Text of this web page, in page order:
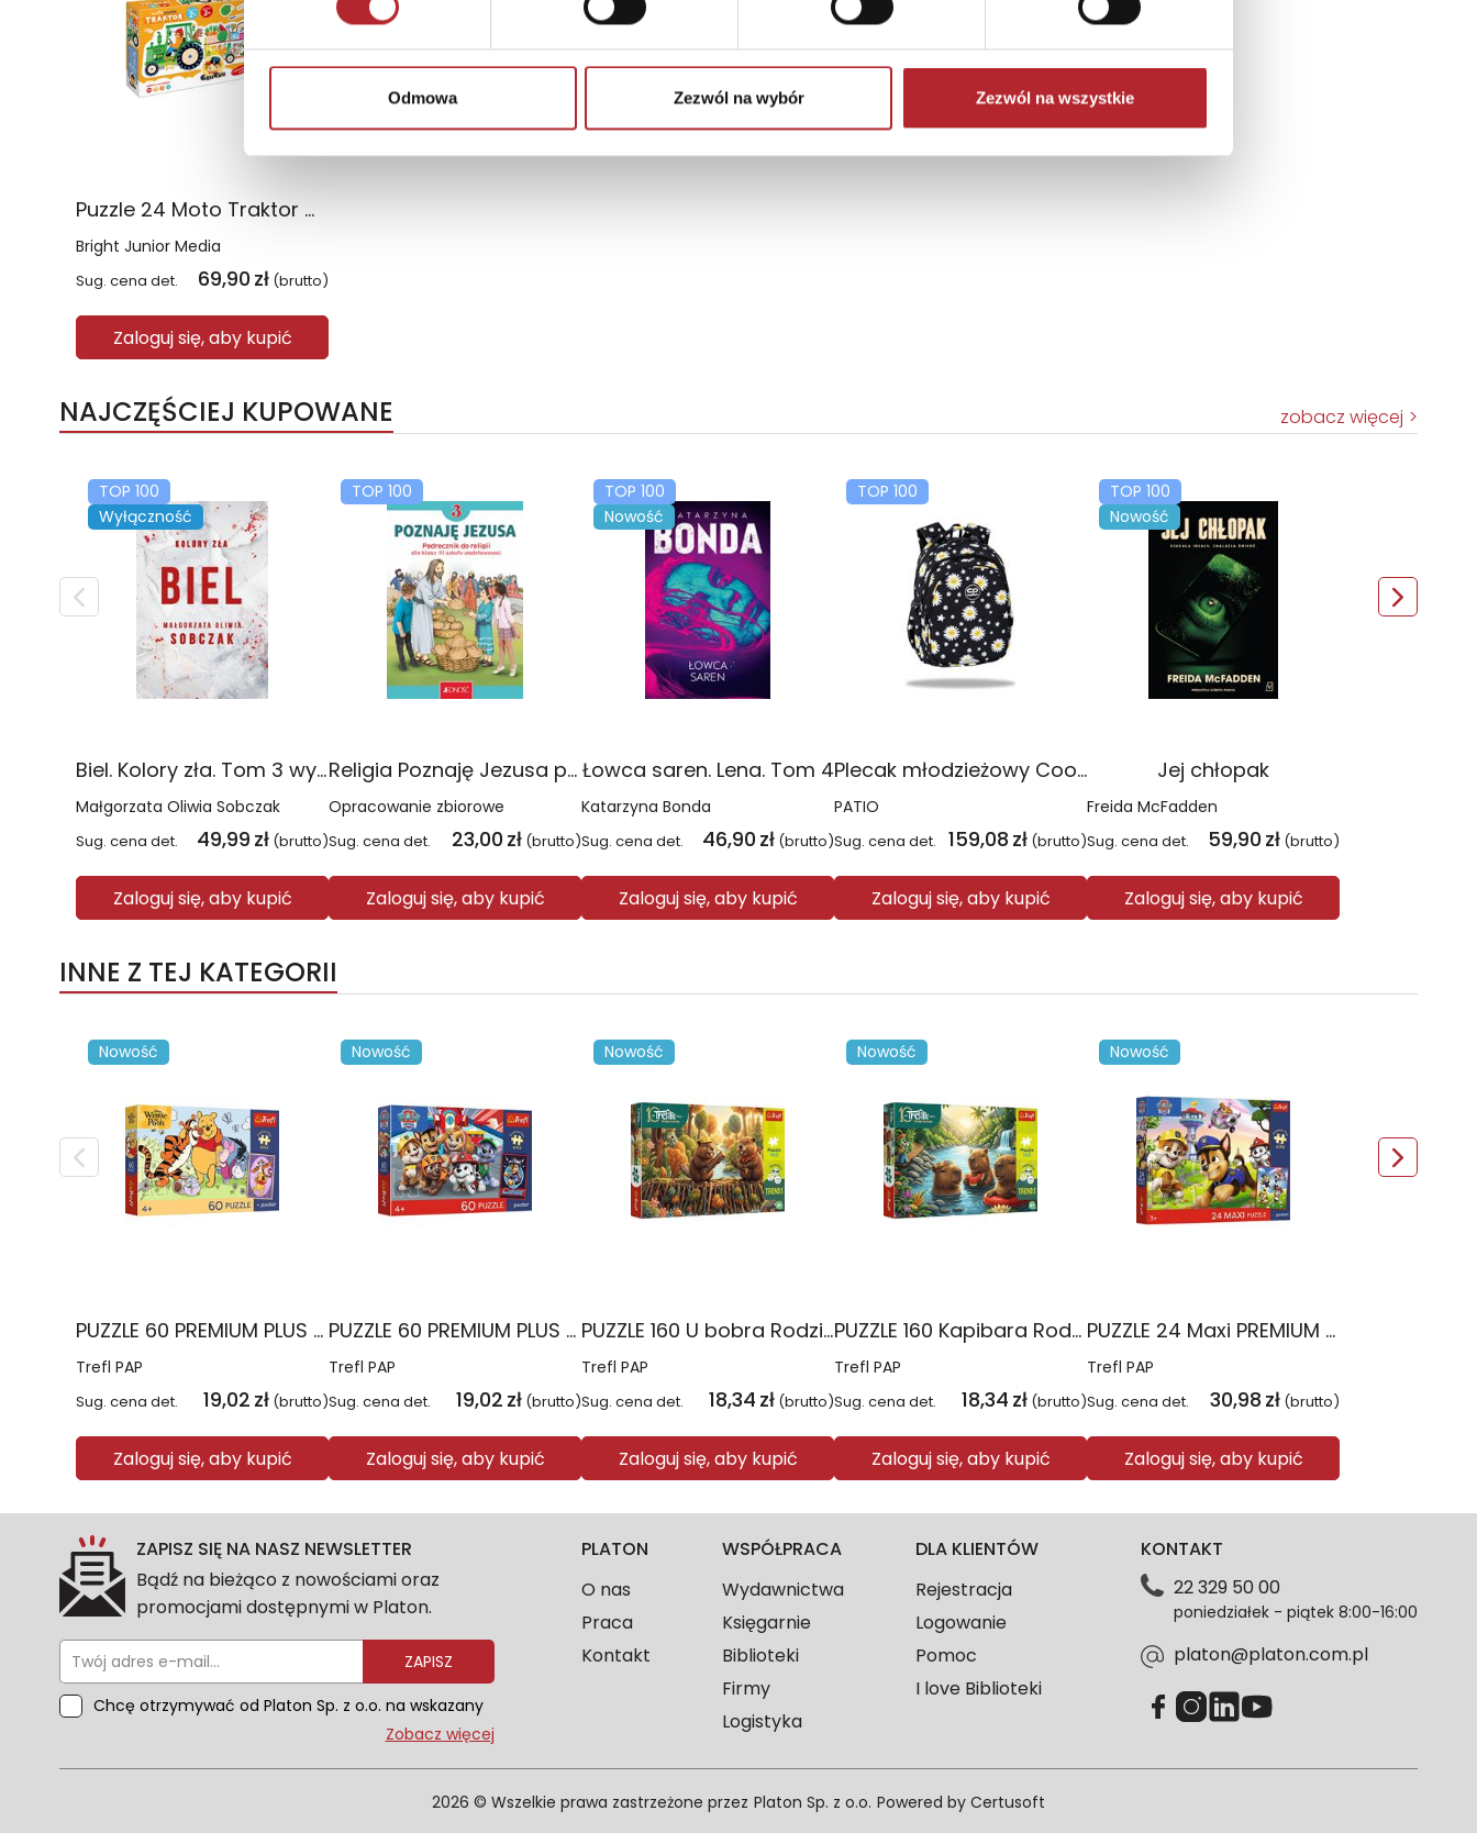
Odmowa Zezwól na wybór Zezwól na wszystkie
Puzzle 24 Moto Traktor CzuCzu
Bright Junior Media
Sug. cena det. 69,90 zł (brutto)
Zaloguj się, aby kupić
NAJCZĘŚCIEJ KUPOWANE zobacz więcej
TOP 100
Wyłączność
Biel. Kolory zła. Tom 3 wyd. 2025
Małgorzata Oliwia Sobczak
Sug. cena det. 49,99 zł (brutto)
Zaloguj się, aby kupić
TOP 100
Religia Poznaję Jezusa podręcznik dla klasy 3 szkoły podstawowej
Opracowanie zbiorowe
Sug. cena det. 23,00 zł (brutto)
Zaloguj się, aby kupić
TOP 100
Nowość
Łowca saren. Lena. Tom 4
Katarzyna Bonda
Sug. cena det. 46,90 zł (brutto)
Zaloguj się, aby kupić
TOP 100
Plecak młodzieżowy Coolpack Jerry Daisy Black
PATIO
Sug. cena det. 159,08 zł (brutto)
Zaloguj się, aby kupić
TOP 100
Nowość
Jej chłopak
Freida McFadden
Sug. cena det. 59,90 zł (brutto)
Zaloguj się, aby kupić
INNE Z TEJ KATEGORII
Nowość
PUZZLE 60 PREMIUM PLUS KIDS Uśmiech i miód Kubuś Puchatek 17437
Trefl PAP
Sug. cena det. 19,02 zł (brutto)
Zaloguj się, aby kupić
Nowość
PUZZLE 60 PREMIUM PLUS KIDS Psie popołudnie Psi Patrol17432
Trefl PAP
Sug. cena det. 19,02 zł (brutto)
Zaloguj się, aby kupić
Nowość
PUZZLE 160 U bobra Rodzina Treflików 15448
Trefl PAP
Sug. cena det. 18,34 zł (brutto)
Zaloguj się, aby kupić
Nowość
PUZZLE 160 Kapibara Rodzina Treflików 15446
Trefl PAP
Sug. cena det. 18,34 zł (brutto)
Zaloguj się, aby kupić
Nowość
PUZZLE 24 Maxi PREMIUM PLUS KIDS Wesoły spacer Psi Patrol 14388
Trefl PAP
Sug. cena det. 30,98 zł (brutto)
Zaloguj się, aby kupić
ZAPISZ SIĘ NA NASZ NEWSLETTER
Bądź na bieżąco z nowościami oraz
promocjami dostępnymi w Platon.
ZAPISZ
Chcę otrzymywać od Platon Sp. z o.o. na wskazany
Wszelkie informacje dotyczące danych osobowych
znajdziesz w naszej Polityce prywatności. Zgodę
Zobacz więcej
PLATON
O nas
Praca
Kontakt
WSPÓŁPRACA
Wydawnictwa
Księgarnie
Biblioteki
Firmy
Logistyka
DLA KLIENTÓW
Rejestracja
Logowanie
Pomoc
I love Biblioteki
KONTAKT
22 329 50 00
poniedziałek - piątek 8:00-16:00
platon@platon.com.pl
2026 © Wszelkie prawa zastrzeżone przez Platon Sp. z o.o. Powered by Certusoft